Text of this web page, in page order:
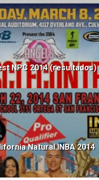
NPC 2014 (resultados)
Natural INBA 2014